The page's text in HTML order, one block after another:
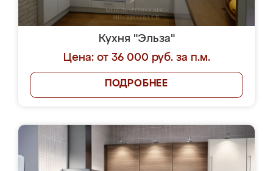
Кухня "Эльза"
Цена: от 36 000 руб. за п.м.
ПОДРОБНЕЕ